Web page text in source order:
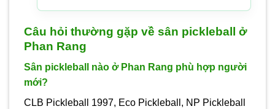
Câu hỏi thường gặp về sân pickleball ở
Phan Rang
Sân pickleball nào ở Phan Rang phù hợp người
mới?
CLB Pickleball 1997, Eco Pickleball, NP Pickleball